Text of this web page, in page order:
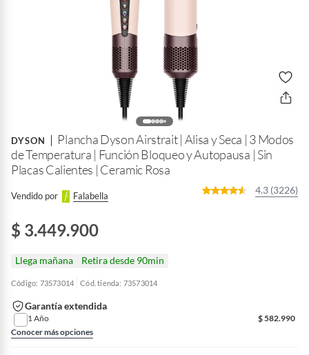
DYSON
Plancha Dyson Airstrait | Alisa y Seca | 3 Modos
de Temperatura | Función Bloqueo y Autopausa | Sin
Placas Calientes | Ceramic Rosa
Vendido por Falabella
4.3 (3226)
$ 3.449.900
Llega mañana Retira desde 90min
Código: 73573014 Cód. tienda: 73573014
Garantía extendida
1 Año $582.990
Conocer más opciones